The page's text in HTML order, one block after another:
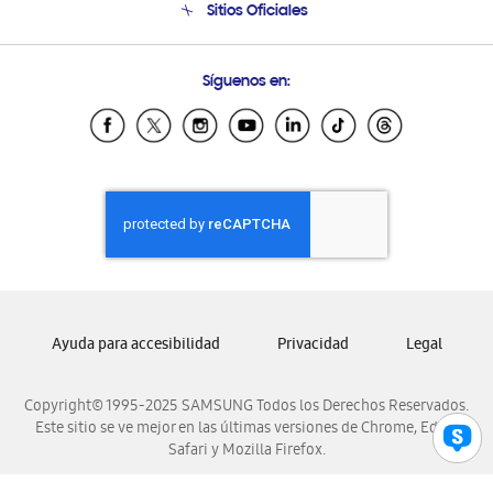
Soporte vía eMail
Sitios Oficiales
Samsung Ecuador
Samsung El Salvador
Samsung Honduras
Samsung Nicaragua
Samsung Panamá
Samsung Venezuela
Síguenos en:
Copyright© 1995-2025 SAMSUNG Todos los Derechos Reservados.
Este sitio se ve mejor en las últimas versiones de Chrome, Edge,
Safari y Mozilla Firefox.
Ayuda para accesibilidad Privacidad Legal